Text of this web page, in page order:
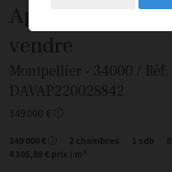
Appartement 4
vendre
Montpellier - 34000 / Réf:
DAVAP220028842
349 000 €
349 000 € 2 chambres 1 sdb
4 105,88 € prix / m²